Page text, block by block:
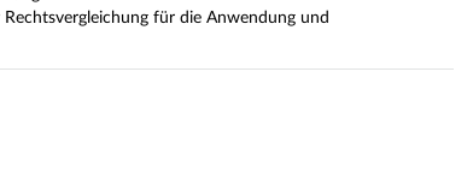
für die Anwendung und